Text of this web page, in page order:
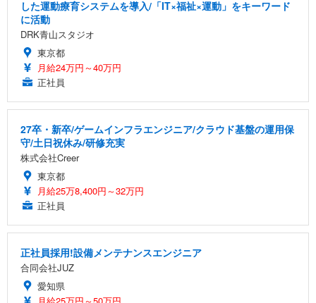
した運動療育システムを導入/「IT×福祉×運動」をキーワード
に活動
DRK青山スタジオ
東京都
月給24万円～40万円
正社員
27卒・新卒/ゲームインフラエンジニア/クラウド基盤の運用保
守/土日祝休み/研修充実
株式会社Creer
東京都
月給25万8,400円～32万円
正社員
正社員採用!設備メンテナンスエンジニア
合同会社JUZ
愛知県